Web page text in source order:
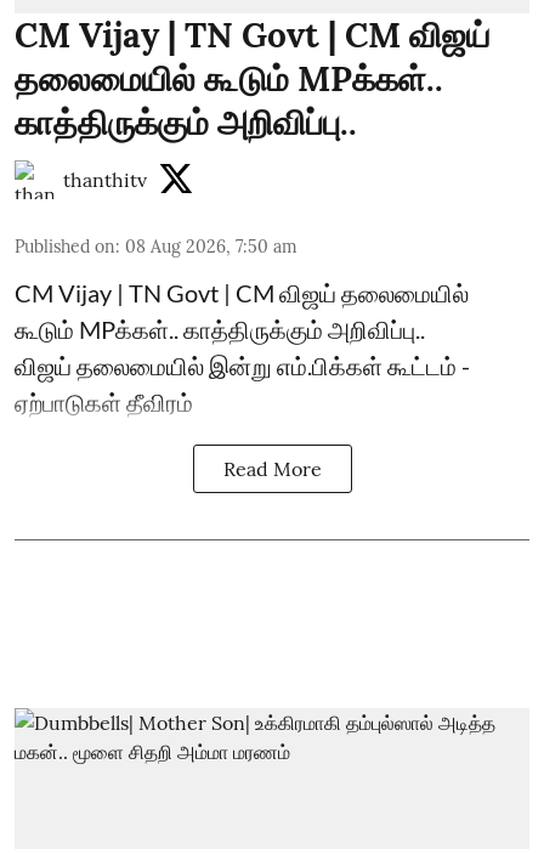
CM Vijay | TN Govt | CM விஜய்
தலைமையில் கூடும் MPக்கள்..
காத்திருக்கும் அறிவிப்பு..
thanthitv
Published on: 08 Aug 2026, 7:50 am
CM Vijay | TN Govt | CM விஜய் தலைமையில்
கூடும் MPக்கள்.. காத்திருக்கும் அறிவிப்பு..
விஜய் தலைமையில் இன்று எம்.பிக்கள் கூட்டம் -
ஏற்பாடுகள் தீவிரம்
Read More